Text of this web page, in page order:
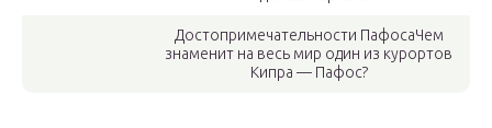
Достопримечательности ПафосаЧем
знаменит на весь мир один из курортов
Кипра — Пафос?